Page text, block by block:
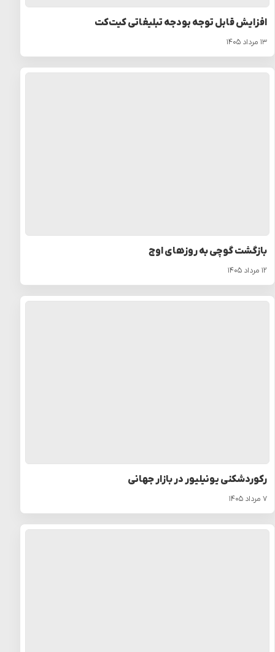
افزایش قابل توجه بودجه تبلیغاتی کیت‌کت
۱۳ مرداد ۱۴۰۵
بازگشت گوچی به روزهای اوج
۱۲ مرداد ۱۴۰۵
رکوردشکنی یونیلیور در بازار جهانی
۷ مرداد ۱۴۰۵